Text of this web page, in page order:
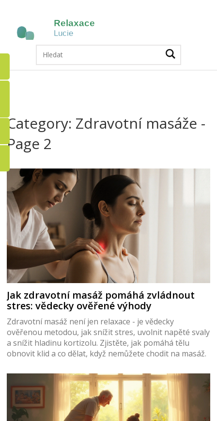
Category: Zdravotní masáže -
Page 2
Jak zdravotní masáž pomáhá zvládnout
stres: vědecky ověřené výhody
Zdravotní masáž není jen relaxace - je vědecky
ověřenou metodou, jak snížit stres, uvolnit napěté svaly
a snížit hladinu kortizolu. Zjistěte, jak pomáhá tělu
obnovit klid a co dělat, když nemůžete chodit na masáž.